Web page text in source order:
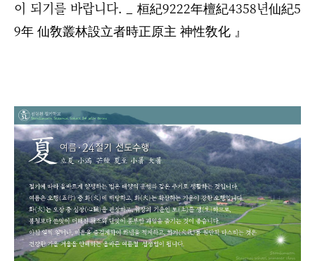
이 되기를 바랍니다. _ 桓紀9222年檀紀4358년仙紀5
9年 仙敎叢林設立者時正原主 神性敎化 』